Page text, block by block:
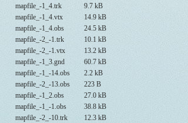
mapfile_-1_4.trk
9.7 kB
mapfile_-1_4.vtx
14.9 kB
mapfile_-1_4.obs
24.5 kB
mapfile_-2_-1.trk
10.1 kB
mapfile_-2_-1.vtx
13.2 kB
mapfile_-1_3.gnd
60.7 kB
mapfile_-1_-14.obs
2.2 kB
mapfile_-2_-13.obs
223 B
mapfile_-1_2.obs
27.0 kB
mapfile_-1_-1.obs
38.8 kB
mapfile_-2_-10.trk
12.3 kB